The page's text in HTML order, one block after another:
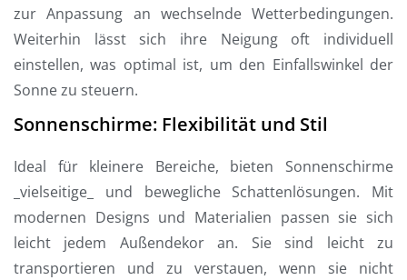
zur Anpassung an wechselnde Wetterbedingungen.
Weiterhin lässt sich ihre Neigung oft individuell
einstellen, was optimal ist, um den Einfallswinkel der
Sonne zu steuern.
Sonnenschirme: Flexibilität und Stil
Ideal für kleinere Bereiche, bieten Sonnenschirme
_vielseitige_ und bewegliche Schattenlösungen. Mit
modernen Designs und Materialien passen sie sich
leicht jedem Außendekor an. Sie sind leicht zu
transportieren und zu verstauen, wenn sie nicht